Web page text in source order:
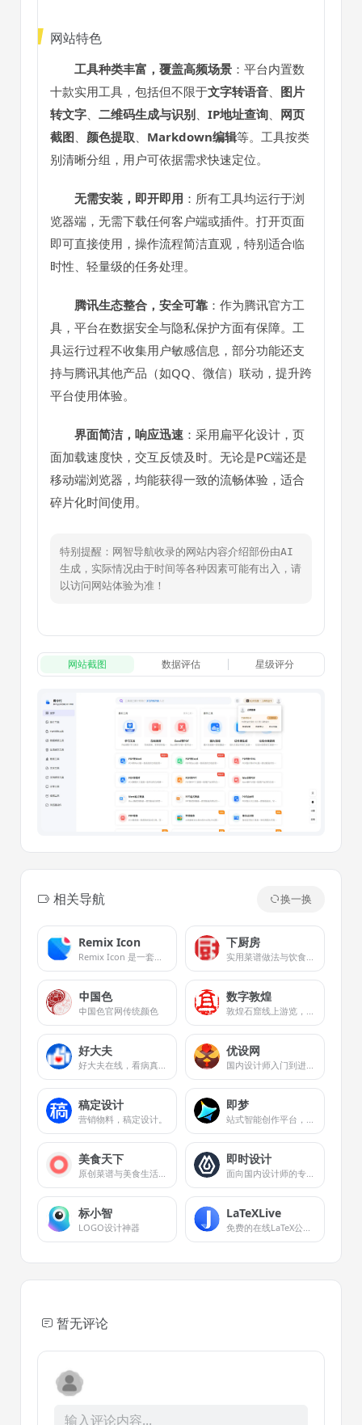
网站特色
工具种类丰富，覆盖高频场景 ：平台内置数
十款实用工具，包括但不限于文字转语音、 图片
转文字、 二维码生成与识别、 IP地址查询、 网页
截图、 颜色提取、 Markdown编辑等。工具按类
别清晰分组，用户可依据需求快速定位。
无需安装，即开即用 ：所有工具均运行于浏
览器端，无需下载任何客户端或插件。打开页面
即可直接使用，操作流程简洁直观，特别适合临
时性、轻量级的任务处理。
腾讯生态整合，安全可靠 ：作为腾讯官方工
具，平台在数据安全与隐私保护方面有保障。工
具运行过程不收集用户敏感信息，部分功能还支
持与腾讯其他产品（如QQ、微信）联动，提升跨
平台使用体验。
界面简洁，响应迅速 ：采用扁平化设计，页
面加载速度快，交互反馈及时。无论是PC端还是
移动端浏览器，均能获得一致的流畅体验，适合
碎片化时间使用。
特别提醒：网智导航收录的网站内容介绍部份由AI
生成，实际情况由于时间等各种因素可能有出入，请
以访问网站体验为准！
网站截图 数据评估 星级评分
相关导航 换一换
Remix Icon
Remix Icon 是一套面向设计师和开发者的开源图标库
下厨房
实用菜谱做法与饮食知识，提供厨师和美食爱好者一个记录、分享的平台。
中国色
中国色官网传统颜色
数字敦煌
敦煌石窟线上游览，放大细节看壁画
好大夫
好大夫在线，看病真方便！
优设网
国内设计师入门到进阶的专业设计网站。
稿定设计
营销物料，稿定设计。
即梦
站式智能创作平台，即刻造梦。
美食天下
原创菜谱与美食生活社区
即时设计
面向国内设计师的专业在线UI设计工具
标小智
LOGO设计神器
LaTeXLive
免费的在线LaTeX公式编辑器
暂无评论